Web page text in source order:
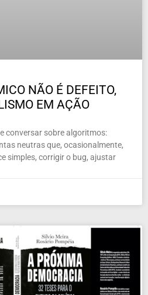
NÃO É DEFEITO,
EM AÇÃO
conversar sobre algoritmos:
neutras que, ocasionalmente,
simples, corrigir o bug, ajustar